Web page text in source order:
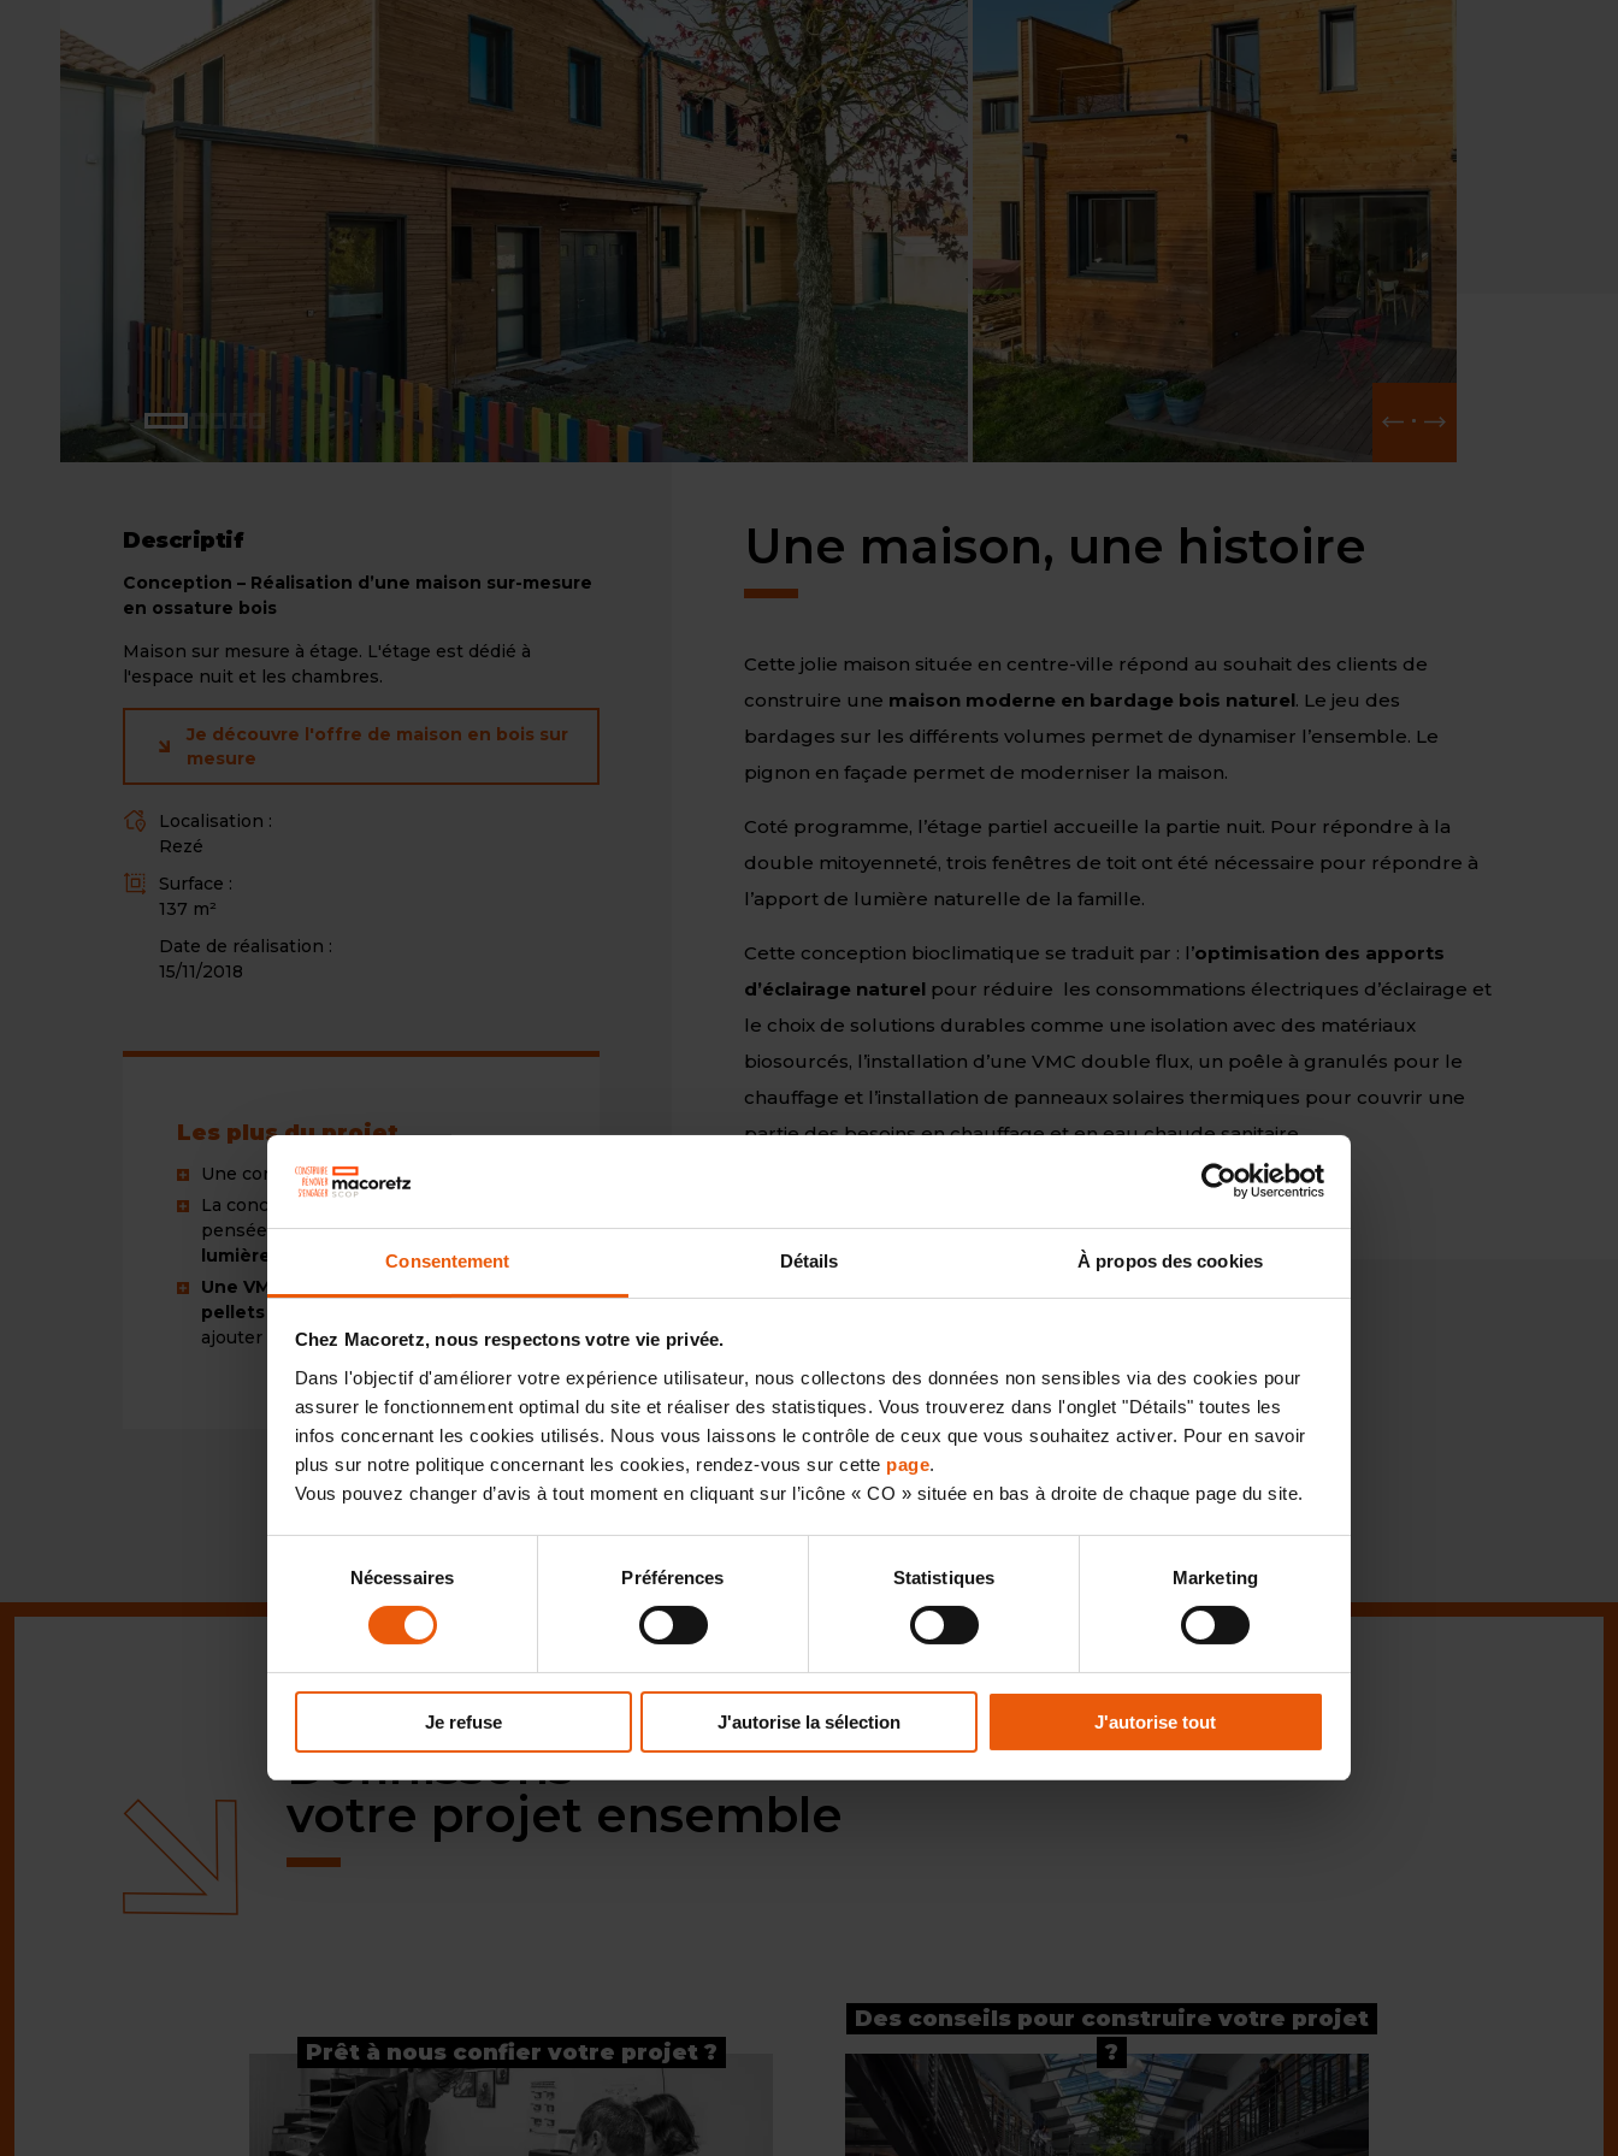
Consentement Détails À propos des cookies
Chez Macoretz, nous respectons votre vie privée.
Dans l'objectif d'améliorer votre expérience utilisateur, nous collectons des données non sensibles via des cookies pour
assurer le fonctionnement optimal du site et réaliser des statistiques. Vous trouverez dans l'onglet "Détails" toutes les
infos concernant les cookies utilisés. Nous vous laissons le contrôle de ceux que vous souhaitez activer. Pour en savoir
plus sur notre politique concernant les cookies, rendez-vous sur cette page.
Vous pouvez changer d’avis à tout moment en cliquant sur l’icône « CO » située en bas à droite de chaque page du site.
consentement
Nécessaires Préférences Statistiques Marketing
Je refuse J'autorise la sélection J'autorise tout
Descriptif
Conception – Réalisation d’une maison sur-mesure
en ossature bois
Maison sur mesure à étage. L'étage est dédié à
l'espace nuit et les chambres.
Je découvre l'offre de maison en bois sur
mesure
Localisation :
L
e
u
Rezé
Surface :
S
r
f
e
137 m²
Date de réalisation :
15/11/2018
Les plus du projet
Une conceptionbioclimatique
La conception de la maison a été
penséepour maximiser les apports de
lumière naturelle
Une VMC double flux, un poêle à
pellets et panneaux solaires
ajouter la performance à la maison
Une maison, une histoire
Cette jolie maison située en centre-ville répond au souhait des clients de
construire une maison moderne en bardage bois naturel. Le jeu des
bardages sur les différents volumes permet de dynamiser l’ensemble. Le
pignon en façade permet de moderniser la maison.
Coté programme, l’étage partiel accueille la partie nuit. Pour répondre à la
double mitoyenneté, trois fenêtres de toit ont été nécessaire pour répondre à
l’apport de lumière naturelle de la famille.
Cette conception bioclimatique se traduit par : l’optimisation des apports
d’éclairage naturel pour réduire les consommations électriques d’éclairage et
le choix de solutions durables comme une isolation avec des matériaux
biosourcés, l’installation d’une VMC double flux, un poêle à granulés pour le
chauffage et l’installation de panneaux solaires thermiques pour couvrir une
partie des besoins en chauffage et en eau chaude sanitaire.
Définissons
votre projet ensemble
Prêt à nous confier votre projet ?
Des conseils pour construire votre projet
?